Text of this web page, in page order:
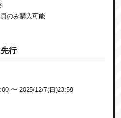
のみ購入可能
行
〜 2025/12/7(日)23:59